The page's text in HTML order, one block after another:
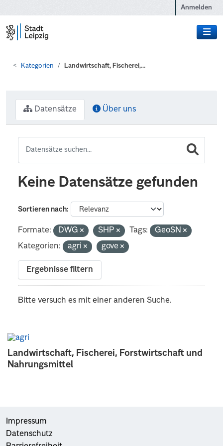
Anmelden
Kategorien Landwirtschaft, Fischerei,...
Landwirtschaft, Fischerei, Forstwirtschaft und
Nahrungsmittel
Datensätze Über uns
Keine Datensätze gefunden
Sortieren nach
Formate: DWG SHP Tags:
GeoSN
Kategorien:
agri gove
Ergebnisse filtern
Bitte versuch es mit einer anderen Suche.
Impressum
Datenschutz